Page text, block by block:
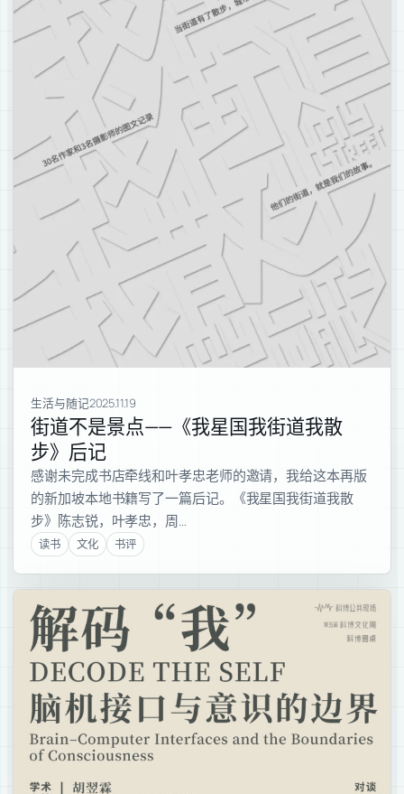
生活与随记2025.11.19
街道不是景点——《我星国我街道我散
步》后记
感谢未完成书店牵线和叶孝忠老师的邀请，我给这本再版
的新加坡本地书籍写了一篇后记。《我星国我街道我散
步》陈志锐，叶孝忠，周…
读书 文化 书评